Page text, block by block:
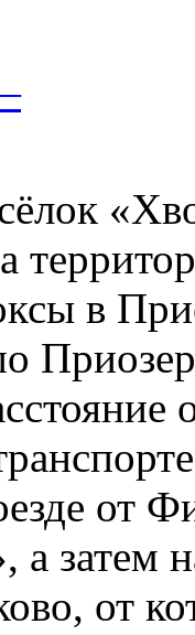
в
от
затем
от